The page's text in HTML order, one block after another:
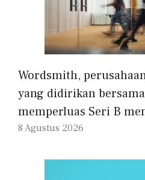
Wordsmith,
yang didirikan
memperluas Seri B
8 Agustus 2026